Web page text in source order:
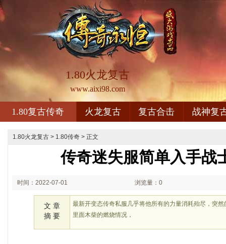
1.80火龙复古
www.aixi98.com
1.80复古传奇 火龙复古 复古合击 战神复
1.80火龙复古 > 1.80传奇 > 正文
传奇迷失服简单入手战
时间：2022-07-01 浏览量：0
文 章
摘 要
最新开变态传奇私服几乎将他所有的力量消耗殆尽，突
里面木柴的燃烧情况，